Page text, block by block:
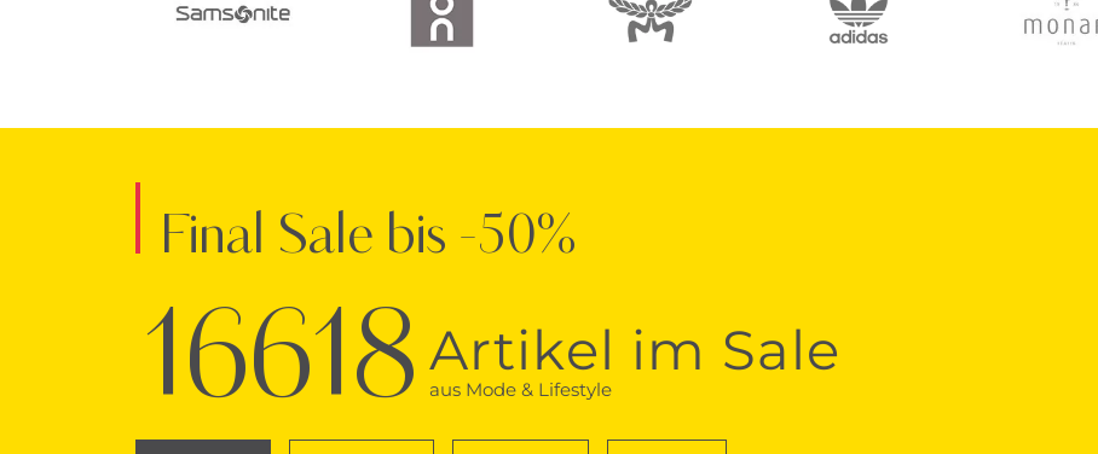
Final Sale bis -50%
16618 Artikel im Sale
aus Mode & Lifestyle